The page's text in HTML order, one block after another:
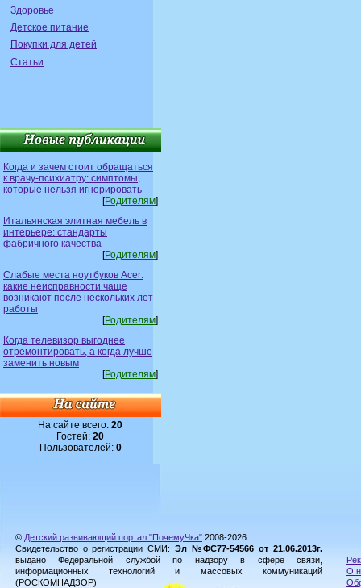
Здоровье
Детское питание
Покупки для детей
Статьи
Когда и зачем стоит обращаться
к врачу-психиатру: симптомы,
которые нельзя игнорировать
[Родителям]
Итальянская элитная мебель в
интерьере: стандарты
фабричного качества
[Родителям]
Слабые места ноутбуков Acer:
какие неисправности чаще
возникают после нескольких лет
работы
[Родителям]
Когда телевизор выгоднее
отремонтировать, а когда лучше
заменить новым
[Родителям]
На сайте всего:20
Гостей:20
Пользователей: 0
© Детский развивающий портал "ПочемуЧка" 2008-2026
Свидетельство о регистрации СМИ: Эл №ФС77-54566 от 21.06.2013г.
выдано Федеральной службой по надзору в сфере связи,
информационных технологий и массовых коммуникаций
(РОСКОМНАДЗОР).
О